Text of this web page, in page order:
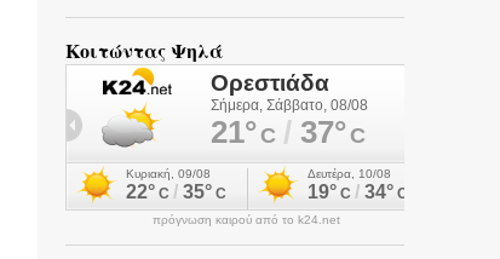
Κοιτώντας Ψηλά
πρόγνωση καιρού από το k24.net